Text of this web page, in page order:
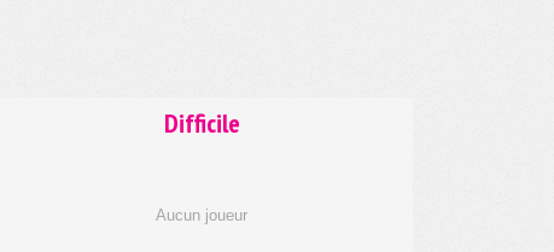
Difficile
Aucun joueur